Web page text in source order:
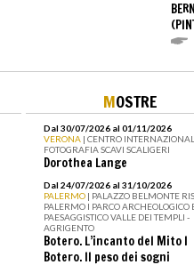
MOSTRE
Dal 30/07/2026 al 01/11/2026
VERONA | CENTRO
FOTOGRAFIA SCAVI SCALIGERI
Dorothea Lange
Dal 24/07/2026 al 31/10/2026
PALERMO | PALAZZO BELMONTE
PALERMO I PARCO ARCHEOLOGICO
PAESAGGISTICO VALLE DEI TEMPLI -
AGRIGENTO
Botero. L’incanto del Mito I
Botero. Il peso dei sogni